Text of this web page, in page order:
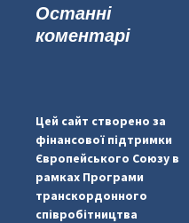
Останні
коментарі
Цей сайт створено за
фінансової підтримки
Європейського Союзу в
рамках Програми
транскордонного
співробітництва